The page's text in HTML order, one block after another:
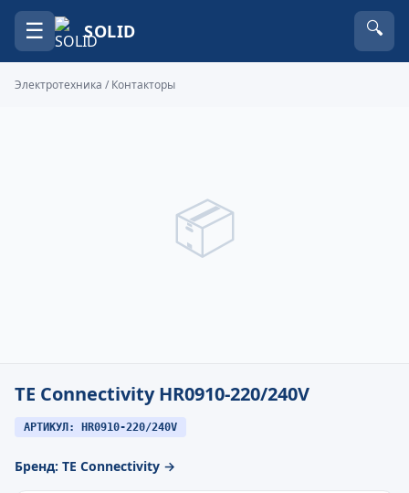
☰ SOLID 🔍
Электротехника /Контакторы
📦
TE Connectivity HR0910-220/240V
АРТИКУЛ: HR0910-220/240V
Бренд: TE Connectivity →